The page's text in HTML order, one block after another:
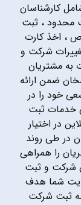
کارشناسان
محدود ، ثبت
، اخذ کارت
شرکت و
به مشتریان
ضمن ارائه
خود را در
خدمات ثبت
در اختیار
در طی روند
را همراهی
شرکت و ثبت
شما هدف
ثبت شرکت